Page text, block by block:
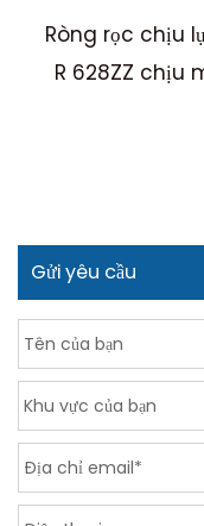
Ròng rọc chịu
R 628ZZ chịu
Gửi yêu cầu